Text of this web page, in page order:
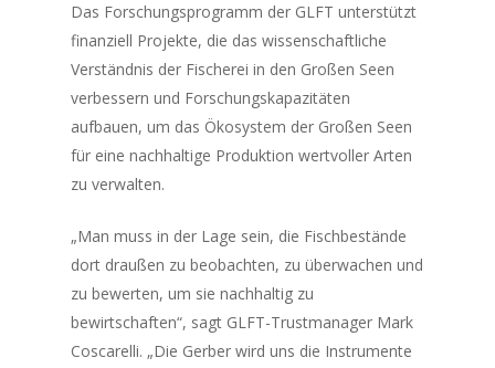
Das Forschungsprogramm der GLFT unterstützt
finanziell Projekte, die das wissenschaftliche
Verständnis der Fischerei in den Großen Seen
verbessern und Forschungskapazitäten
aufbauen, um das Ökosystem der Großen Seen
für eine nachhaltige Produktion wertvoller Arten
zu verwalten.
„Man muss in der Lage sein, die Fischbestände
dort draußen zu beobachten, zu überwachen und
zu bewerten, um sie nachhaltig zu
bewirtschaften“, sagt GLFT-Trustmanager Mark
Coscarelli. „Die Gerber wird uns die Instrumente